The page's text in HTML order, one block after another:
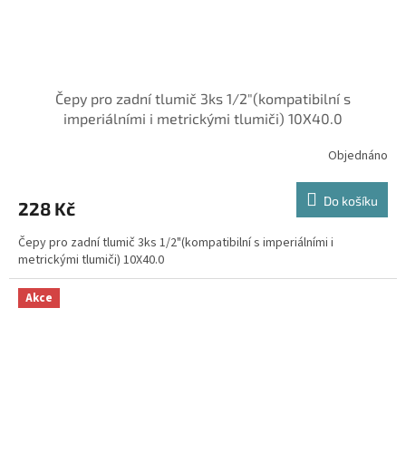
Čepy pro zadní tlumič 3ks 1/2"(kompatibilní s
imperiálními i metrickými tlumiči) 10X40.0
Objednáno
228 Kč Do košíku
Čepy pro zadní tlumič 3ks 1/2"(kompatibilní s imperiálními i
metrickými tlumiči) 10X40.0
Akce